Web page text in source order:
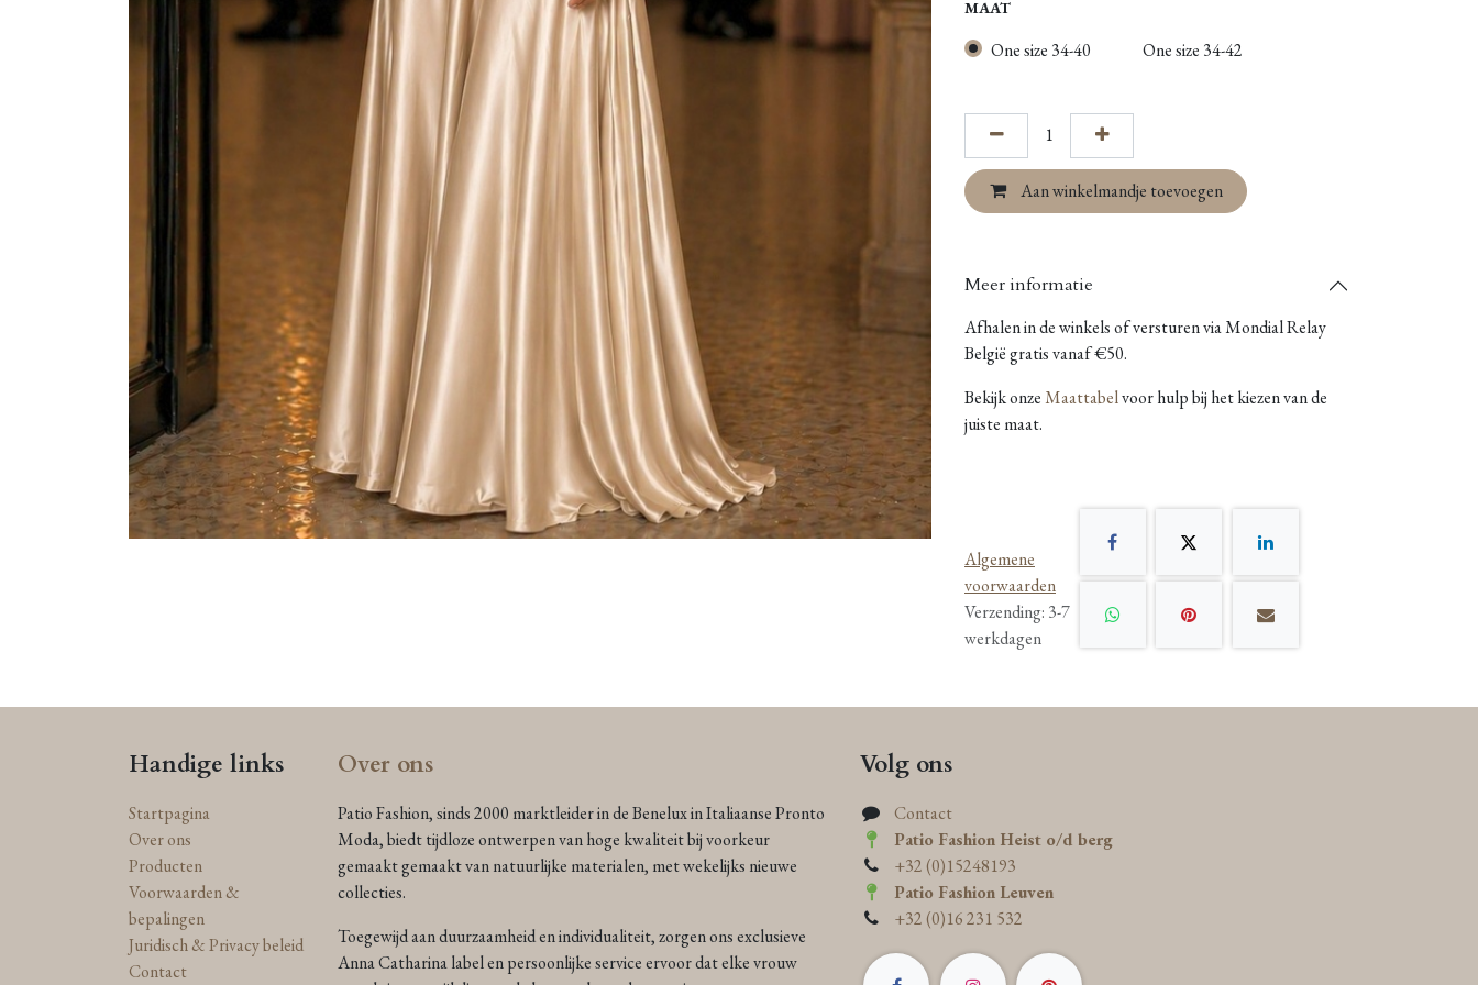
MAAT
One size 34-40 One size 34-42
Aan winkelmandje toevoegen
Meer informatie
Afhalen in de winkels of versturen via Mondial Relay
België gratis vanaf €50.
Bekijk onzeMaattabelvoor hulp bij het kiezen van de
juiste maat.
Algemene
voorwaarden
Verzending: 3-7
werkdagen
Handige links
Startpagina
Over ons
Producten
Voorwaarden &
bepalingen
Juridisch & Privacy beleid
Contact
Over ons
Patio Fashion, sinds 2000 marktleider in de Benelux in Italiaanse Pronto
Moda, biedt tijdloze ontwerpen van hoge kwaliteit bij voorkeur
gemaakt gemaakt van natuurlijke materialen, met wekelijks nieuwe
collecties.
Toegewijd aan duurzaamheid en individualiteit, zorgen ons exclusieve
Anna Catharina label en persoonlijke service ervoor dat elke vrouw
Volg ons
Contact
Patio Fashion Heist o/d berg
+32 (0)15248193
Patio Fashion Leuven
+32 (0)16 231 532